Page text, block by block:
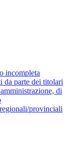
incompleta
da parte dei titolari
di
provinciali